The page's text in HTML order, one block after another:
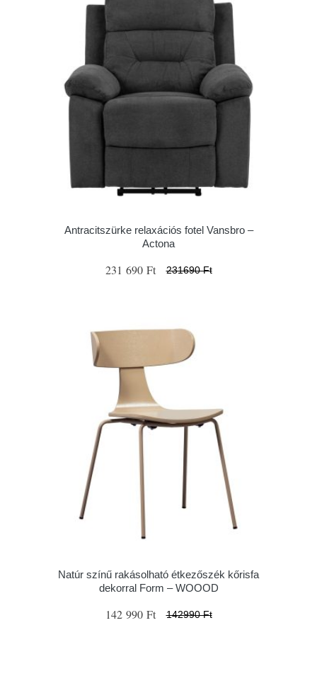
Antracitszürke relaxációs fotel Vansbro –
Actona
231 690 Ft 231690 Ft
Natúr színű rakásolható étkezőszék kőrisfa
dekorral Form – WOOOD
142 990 Ft 142990 Ft